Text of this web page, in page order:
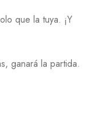
que la tuya. ¡Y
ganará la partida.